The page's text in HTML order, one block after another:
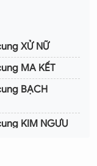
XỬ NỮ
MA KẾT
BẠCH
KIM NGƯU